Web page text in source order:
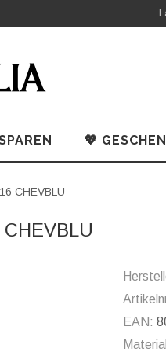
💖
CHEVBLU
EAN: